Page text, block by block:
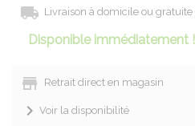
Livraison à domicile ou
Disponible immédiatement !
Retrait direct en magasin
Voir la disponibilité